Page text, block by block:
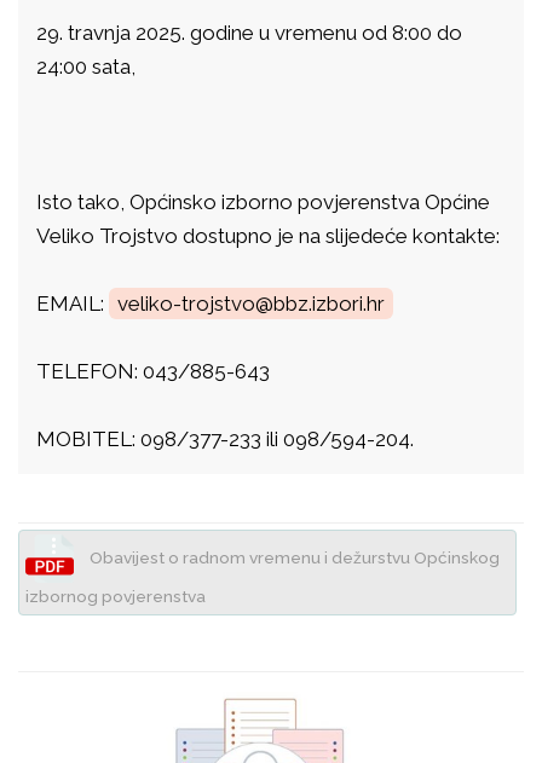
29. travnja 2025. godine u vremenu od 8:00 do
24:00 sata,
Isto tako, Općinsko izborno povjerenstva Općine
Veliko Trojstvo dostupno je na slijedeće kontakte:
EMAIL: veliko-trojstvo@bbz.izbori.hr
TELEFON: 043/885-643
MOBITEL: 098/377-233 ili 098/594-204.
Obavijest o radnom vremenu i dežurstvu Općinskog
izbornog povjerenstva